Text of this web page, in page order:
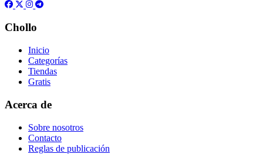
Chollo
Inicio
Categorías
Tiendas
Gratis
Acerca de
Sobre nosotros
Contacto
Reglas de publicación